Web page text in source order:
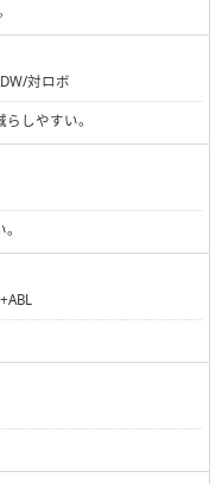
対ロボ
しやすい。